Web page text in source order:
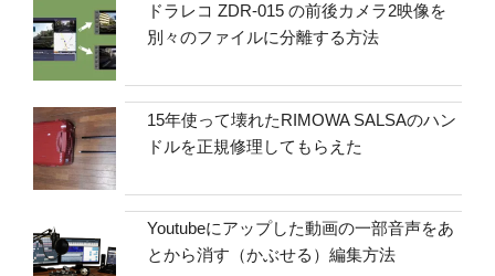
ドラレコ ZDR-015 の前後カメラ2映像を
別々のファイルに分離する方法
15年使って壊れたRIMOWA SALSAのハン
ドルを正規修理してもらえた
Youtubeにアップした動画の一部音声をあ
とから消す（かぶせる）編集方法